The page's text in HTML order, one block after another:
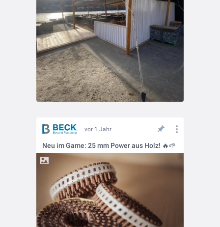
vor 1 Jahr
Neu im Game: 25 mm Power aus Holz! 🔥🌱